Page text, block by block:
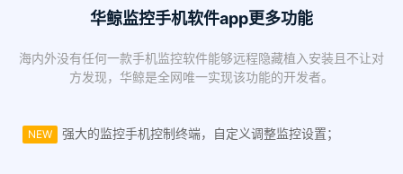
华鲸监控手机软件app更多功能
海内外没有任何一款手机监控软件能够远程隐藏植入安装且不让对
方发现，华鲸是全网唯一实现该功能的开发者。
NEW 强大的监控手机控制终端，自定义调整监控设置；